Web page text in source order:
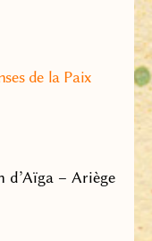
de la Paix
d’Aïga – Ariège